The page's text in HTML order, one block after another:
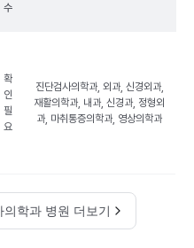
수
확
인
필
요
진단검사의학과, 외과, 신경외과,
재활의학과, 내과, 신경과, 정형외
과, 마취통증의학과, 영상의학과
학과 병원 더보기